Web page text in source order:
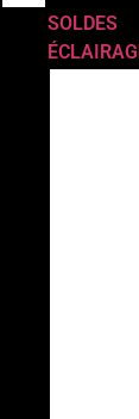
SOLDES